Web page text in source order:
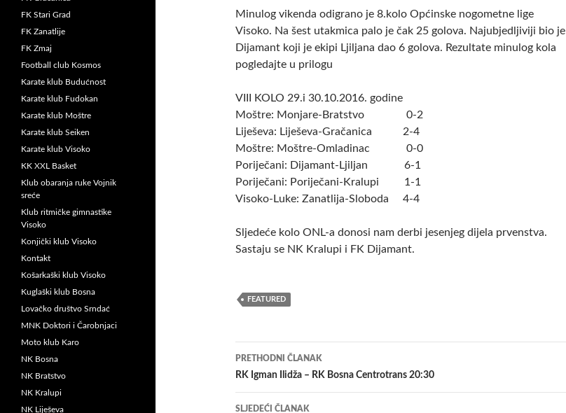
Minulog vikenda odigrano je 8.kolo Općinske nogometne lige
Visoko. Na šest utakmica palo je čak 25 golova. Najubjedljiviji bio je
Dijamant koji je ekipi Ljiljana dao 6 golova. Rezultate minulog kola
pogledajte u prilogu
VIII KOLO 29.i 30.10.2016. godine
Moštre: Monjare-Bratstvo 0-2
Liješeva: Liješeva-Gračanica 2-4
Moštre: Moštre-Omladinac 0-0
Poriječani: Dijamant-Ljiljan 6-1
Poriječani: Poriječani-Kralupi 1-1
Visoko-Luke: Zanatlija-Sloboda 4-4
Sljedeće kolo ONL-a donosi nam derbi jesenjeg dijela prvenstva.
Sastaju se NK Kralupi i FK Dijamant.
FEATURED
Navigacija
članaka
PRETHODNI ČLANAK
RK Igman Ilidža – RK Bosna Centrotrans 20:30
SLJEDEĆI ČLANAK
FK Stari Grad
FK Zanatlije
FK Zmaj
Football club Kosmos
Karate klub Budućnost
Karate klub Fudokan
Karate klub Moštre
Karate klub Seiken
Karate klub Visoko
KK XXL Basket
Klub obaranja ruke Vojnik
sreće
Klub ritmičke gimnastike
Visoko
Konjički klub Visoko
Kontakt
Košarkaški klub Visoko
Kuglaški klub Bosna
Lovačko društvo Srndać
MNK Doktori i Čarobnjaci
Moto klub Karo
NK Bosna
NK Bratstvo
NK Kralupi
NK Liješeva